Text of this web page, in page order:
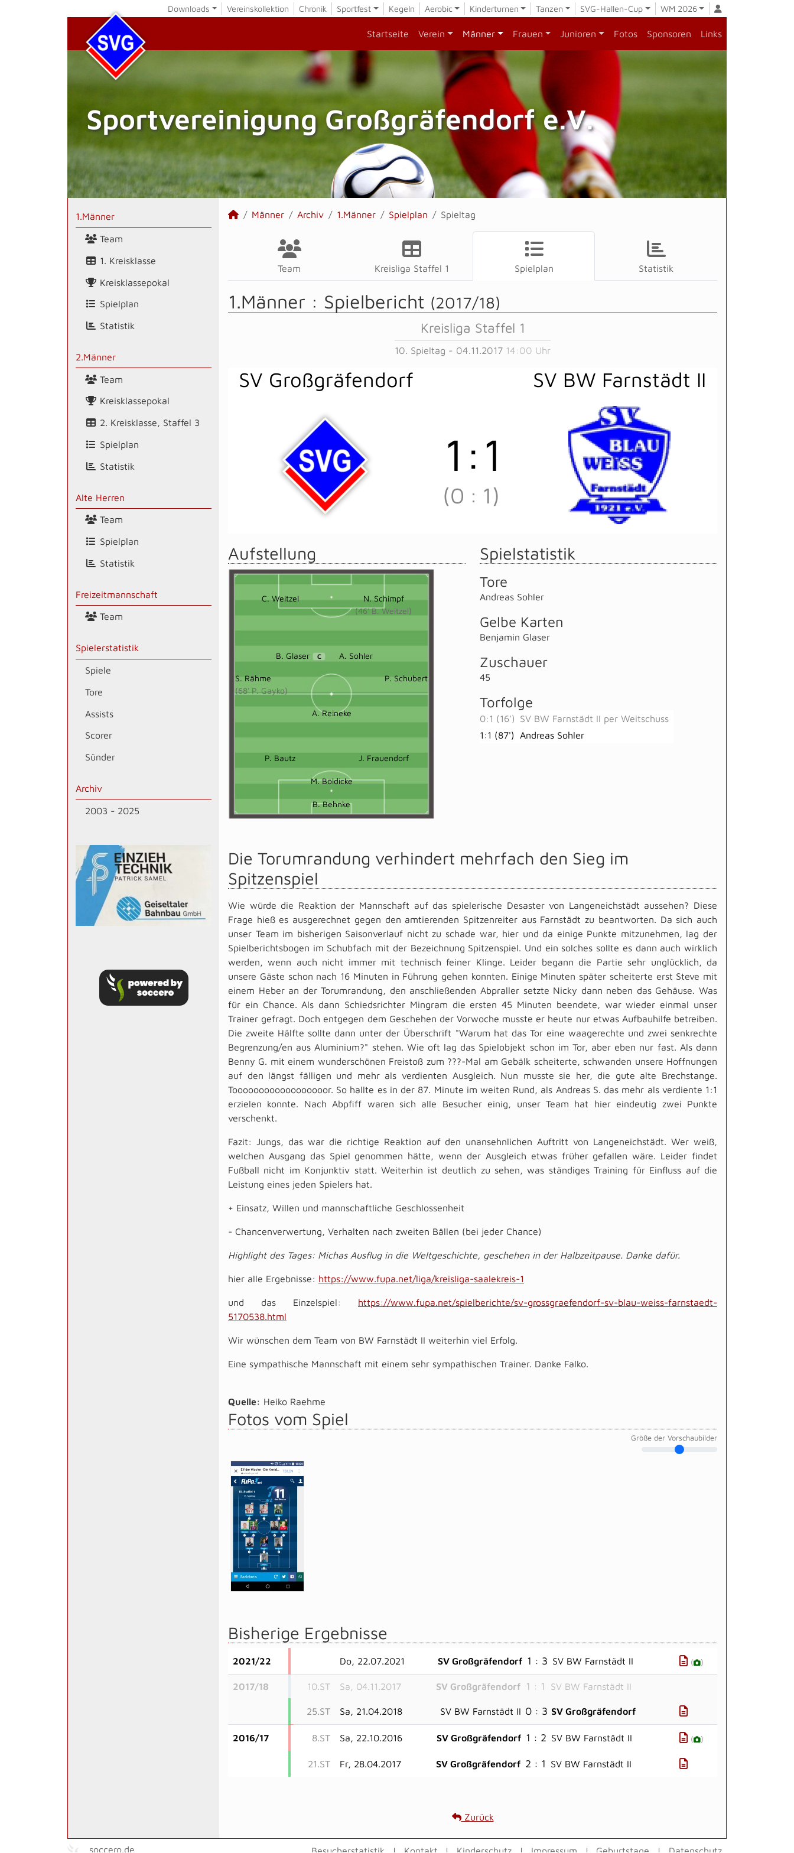
Downloads Vereinskollektion Chronik Sportfest Kegeln Aerobic Kinderturnen Tanzen SVG-Hallen-Cup WM 2026
Startseite Verein Männer Frauen Junioren Fotos Sponsoren Links
Sportvereinigung Großgräfendorf e.V.
1.Männer
Team
1. Kreisklasse
Kreisklassepokal
Spielplan
Statistik
2.Männer
Team
Kreisklassepokal
2. Kreisklasse, Staffel 3
Spielplan
Statistik
Alte Herren
Team
Spielplan
Statistik
Freizeitmannschaft
Team
Spielerstatistik
Spiele
Tore
Assists
Scorer
Sünder
Archiv
2003 - 2025
Männer Archiv 1.Männer Spielplan Spieltag
Team Kreisliga Staffel 1 Spielplan Statistik
1.Männer : Spielbericht (2017/18)
Kreisliga Staffel 1
10. Spieltag - 04.11.2017 14:00 Uhr
SV Großgräfendorf SV BW Farnstädt II
1 : 1
(0 : 1)
Aufstellung
C. Weitzel
N. Schimpf
(46' B. Weitzel)
B. Glaser C A. Sohler
S. Rähme
(68' P. Gayko)
P. Schubert
A. Reineke
P. Bautz J. Frauendorf
M. Böldicke
B. Behnke
Spielstatistik
Tore
Andreas Sohler
Gelbe Karten
Benjamin Glaser
Zuschauer
45
Torfolge
0:1 (16')
SV BW Farnstädt II per Weitschuss
1:1 (87')
Andreas Sohler
Die Torumrandung verhindert mehrfach den Sieg im
Spitzenspiel
Wie würde die Reaktion der Mannschaft auf das spielerische Desaster von Langeneichstädt aussehen? Diese
Frage hieß es ausgerechnet gegen den amtierenden Spitzenreiter aus Farnstädt zu beantworten. Da sich auch
unser Team im bisherigen Saisonverlauf nicht zu schade war, hier und da einige Punkte mitzunehmen, lag der
Spielberichtsbogen im Schubfach mit der Bezeichnung Spitzenspiel. Und ein solches sollte es dann auch wirklich
werden, wenn auch nicht immer mit technisch feiner Klinge. Leider begann die Partie sehr unglücklich, da
unsere Gäste schon nach 16 Minuten in Führung gehen konnten. Einige Minuten später scheiterte erst Steve mit
einem Heber an der Torumrandung, den anschließenden Abpraller setzte Nicky dann neben das Gehäuse. Was
für ein Chance. Als dann Schiedsrichter Mingram die ersten 45 Minuten beendete, war wieder einmal unser
Trainer gefragt. Doch entgegen dem Geschehen der Vorwoche musste er heute nur etwas Aufbauhilfe betreiben.
Die zweite Hälfte sollte dann unter der Überschrift "Warum hat das Tor eine waagerechte und zwei senkrechte
Begrenzung/en aus Aluminium?" stehen. Wie oft lag das Spielobjekt schon im Tor, aber eben nur fast. Als dann
Benny G. mit einem wunderschönen Freistoß zum ???-Mal am Gebälk scheiterte, schwanden unsere Hoffnungen
auf den längst fälligen und mehr als verdienten Ausgleich. Nun musste sie her, die gute alte Brechstange.
Toooooooooooooooooor. So hallte es in der 87. Minute im weiten Rund, als Andreas S. das mehr als verdiente 1:1
erzielen konnte. Nach Abpfiff waren sich alle Besucher einig, unser Team hat hier eindeutig zwei Punkte
verschenkt.
Fazit: Jungs, das war die richtige Reaktion auf den unansehnlichen Auftritt von Langeneichstädt. Wer weiß,
welchen Ausgang das Spiel genommen hätte, wenn der Ausgleich etwas früher gefallen wäre. Leider findet
Fußball nicht im Konjunktiv statt. Weiterhin ist deutlich zu sehen, was ständiges Training für Einfluss auf die
Leistung eines jeden Spielers hat.
+ Einsatz, Willen und mannschaftliche Geschlossenheit
- Chancenverwertung, Verhalten nach zweiten Bällen (bei jeder Chance)
Highlight des Tages: Michas Ausflug in die Weltgeschichte, geschehen in der Halbzeitpause. Danke dafür.
hier alle Ergebnisse: https://www.fupa.net/liga/kreisliga-saalekreis-1
und das Einzelspiel: https://www.fupa.net/spielberichte/sv-grossgraefendorf-sv-blau-weiss-farnstaedt-
5170538.html
Wir wünschen dem Team von BW Farnstädt II weiterhin viel Erfolg.
Eine sympathische Mannschaft mit einem sehr sympathischen Trainer. Danke Falko.
Quelle: Heiko Raehme
Fotos vom Spiel
Größe der Vorschaubilder
Bisherige Ergebnisse
2021/22 Do, 22.07.2021 SV Großgräfendorf 1 : 3 SV BW Farnstädt II ( )
2017/18 10.ST Sa, 04.11.2017 SV Großgräfendorf 1 : 1 SV BW Farnstädt II
25.ST Sa, 21.04.2018 SV BW Farnstädt II 0 : 3 SV Großgräfendorf
2016/17 8.ST Sa, 22.10.2016 SV Großgräfendorf 1 : 2 SV BW Farnstädt II ( )
21.ST Fr, 28.04.2017 SV Großgräfendorf 2 : 1 SV BW Farnstädt II
Zurück
soccero.de Besucherstatistik Kontakt Kinderschutz Impressum Geburtstage Datenschutz